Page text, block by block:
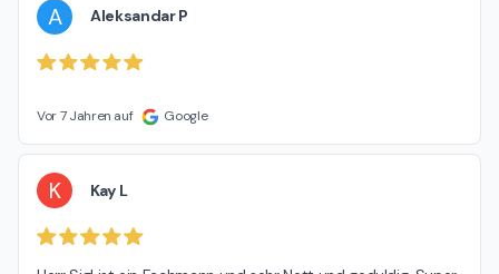
A Aleksandar P
Vor 7 Jahren auf Google
K Kay L